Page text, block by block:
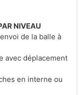
NIVEAU
de la balle à
avec déplacement
en interne ou